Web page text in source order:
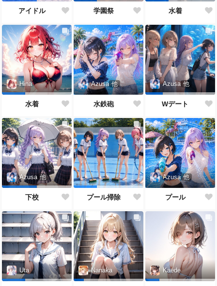
アイドル 学園祭 水着
Hina
水着
Azusa 他
水鉄砲
Azusa 他
Wデート
Azusa 他
下校 プール掃除
Azusa 他
プール
Uta Nanaka Kaede